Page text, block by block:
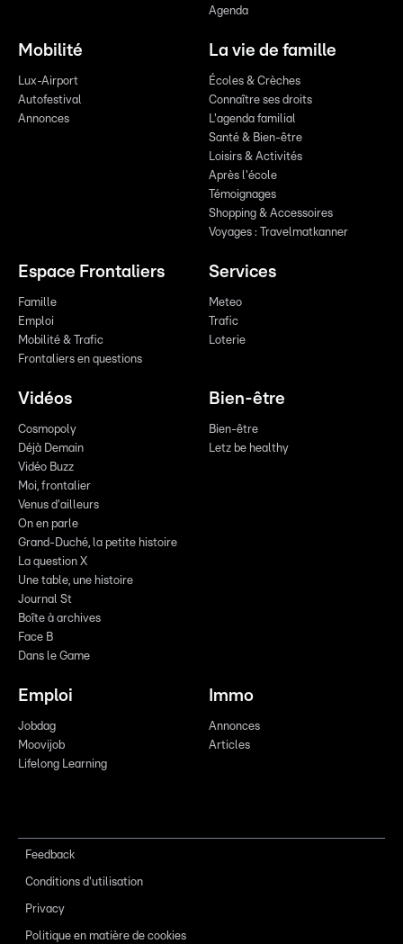
Agenda
Mobilité
Lux-Airport
Autofestival
Annonces
La vie de famille
Écoles & Crèches
Connaître ses droits
L'agenda familial
Santé & Bien-être
Loisirs & Activités
Après l'école
Témoignages
Shopping & Accessoires
Voyages : Travelmatkanner
Espace Frontaliers
Famille
Emploi
Mobilité & Trafic
Frontaliers en questions
Services
Meteo
Trafic
Loterie
Vidéos
Cosmopoly
Déjà Demain
Vidéo Buzz
Moi, frontalier
Venus d'ailleurs
On en parle
Grand-Duché, la petite histoire
La question X
Une table, une histoire
Journal St
Boîte à archives
Face B
Dans le Game
Bien-être
Bien-être
Letz be healthy
Emploi
Jobdag
Moovijob
Lifelong Learning
Immo
Annonces
Articles
Feedback
Conditions d'utilisation
Privacy
Politique en matière de cookies